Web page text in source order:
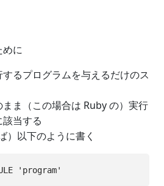
めに
るプログラムを与えるだけのス
ま（この場合は Ruby の）実行
当する
）以下のように書く